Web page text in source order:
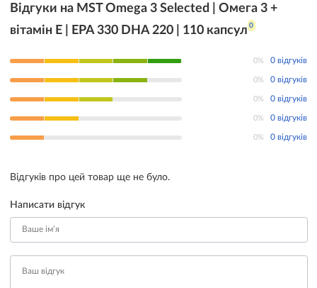
Відгуки на MST Omega 3 Selected | Омега 3 +
вітамін Е | EPA 330 DHA 220 | 110 капсул 0
0% 0 відгуків
0% 0 відгуків
0% 0 відгуків
0% 0 відгуків
0% 0 відгуків
Відгуків про цей товар ще не було.
Написати відгук